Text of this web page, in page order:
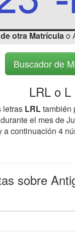
otra Matrículao
Buscador de
LRL o L
letras LRLtambién
durante el mes de
a continuación 4
sobre